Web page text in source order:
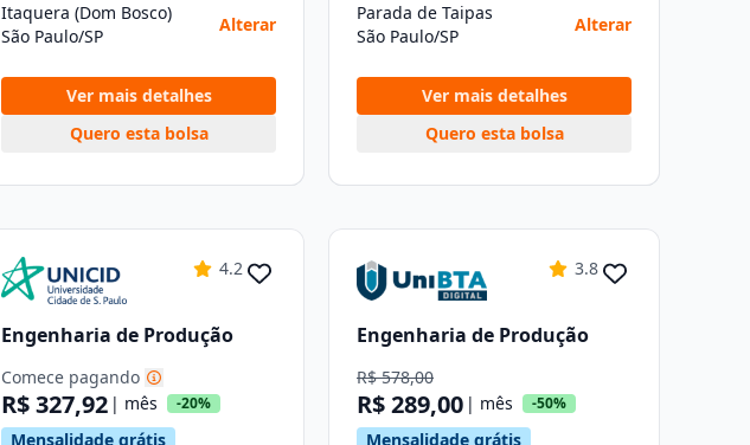
Itaquera (Dom Bosco)
São Paulo/SP
Alterar
Ver mais detalhes
Quero esta bolsa
Parada de Taipas
São Paulo/SP
Alterar
Ver mais detalhes
Quero esta bolsa
4.2
Engenharia de Produção
Comece pagando
R$ 327,92 | mês -20%
Mensalidade grátis
3.8
Engenharia de Produção
R$ 578,00
R$ 289,00 | mês -50%
Mensalidade grátis